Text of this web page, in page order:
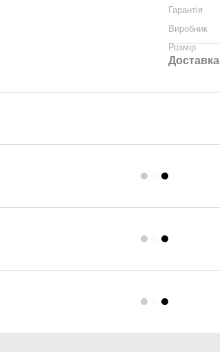
Гарантія
Виробник
Розмір
Доставка